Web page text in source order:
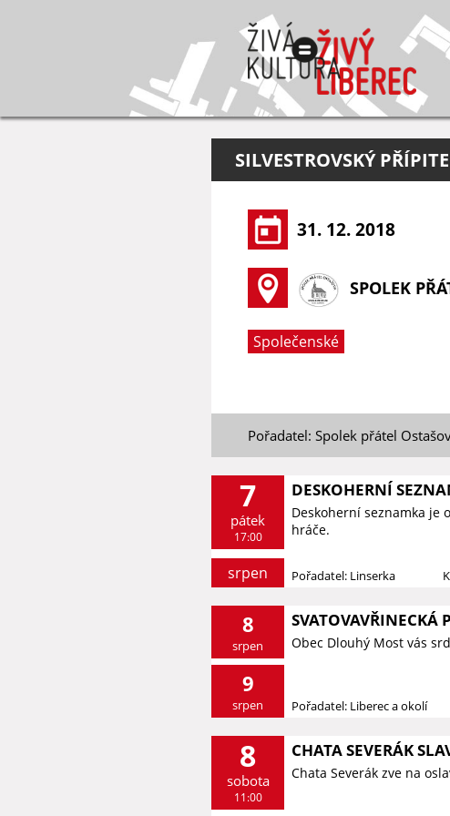
SILVESTROVSKÝ
31. 12. 2018
SPOLEK
Společenské
Pořadatel: Spolek přátel
7
pátek
17:00
srpen
DESKOHERNÍ
Deskoherní seznamka je
hráče.
Pořadatel: Linserka
8
srpen
9
srpen
SVATOVAVŘINECKÁ
Obec Dlouhý Most vás
Pořadatel: Liberec a okolí
8
sobota
11:00
CHATA SEVERÁK
Chata Severák zve na